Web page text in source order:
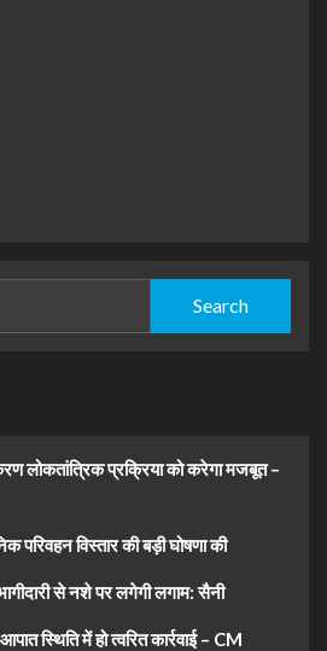
लोकतांत्रिक प्रक्रिया को करेगा मजबूत –
परिवहन विस्तार की बड़ी घोषणा की
से नशे पर लगेगी लगाम: सैनी
स्थिति में हो त्वरित कार्रवाई – CM